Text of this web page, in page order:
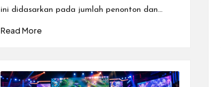
ini didasarkan pada jumlah penonton dan…
Read More